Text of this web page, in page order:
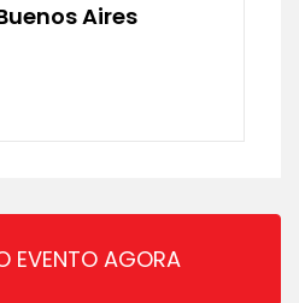
Aires
EVENTO AGORA